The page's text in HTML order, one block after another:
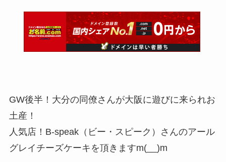
GW後半！大分の同僚さんが大阪に遊びに来られお
土産！
人気店！B-speak（ビー・スピーク）さんのアール
グレイチーズケーキを頂きますm(__)m